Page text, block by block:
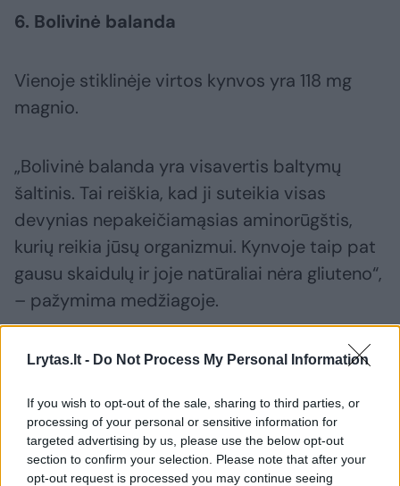
Lrytas.lt - Do Not Process My Personal Information
If you wish to opt-out of the sale, sharing to third parties, or
processing of your personal or sensitive information for
targeted advertising by us, please use the below opt-out
section to confirm your selection. Please note that after your
opt-out request is processed you may continue seeing
6. Bolivinė balanda
Vienoje stiklinėje virtos kynvos yra 118 mg
magnio.
„Bolivinė balanda yra visavertis baltymų
šaltinis. Tai reiškia, kad ji suteikia visas
devynias nepakeičiamąsias aminorūgštis,
kurių reikia jūsų organizmui. Kynvoje taip pat
gausu skaidulų ir joje natūraliai nėra gliuteno“,
– pažymima medžiagoje.
7. Avokadai
Vienoje stiklinėje šviežio avokado yra 67 mg
magnio, taip pat daug sveikųjų riebalų.
Vienas iš šio vaisiaus privalumų – mažas